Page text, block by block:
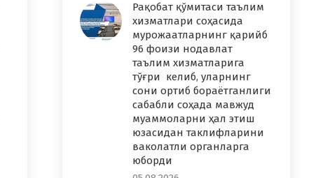
Рақобат қўмитаси таълим
хизматлари соҳасида
мурожаатларнинг қарийб
96 фоизи нодавлат
таълим хизматларига
тўғри келиб, уларнинг
сони ортиб бораётганлиги
сабабли соҳада мавжуд
муаммоларни ҳал этиш
юзасидан таклифларини
ваколатли органларга
юборди